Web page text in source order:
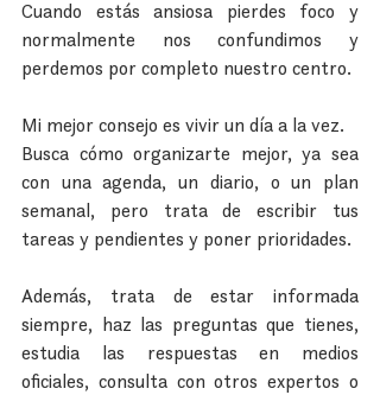
Cuando estás ansiosa pierdes foco y
normalmente nos confundimos y
perdemos por completo nuestro centro.
Mi mejor consejo es vivir un día a la vez.
Busca cómo organizarte mejor, ya sea
con una agenda, un diario, o un plan
semanal, pero trata de escribir tus
tareas y pendientes y poner prioridades.
Además, trata de estar informada
siempre, haz las preguntas que tienes,
estudia las respuestas en medios
oficiales, consulta con otros expertos o